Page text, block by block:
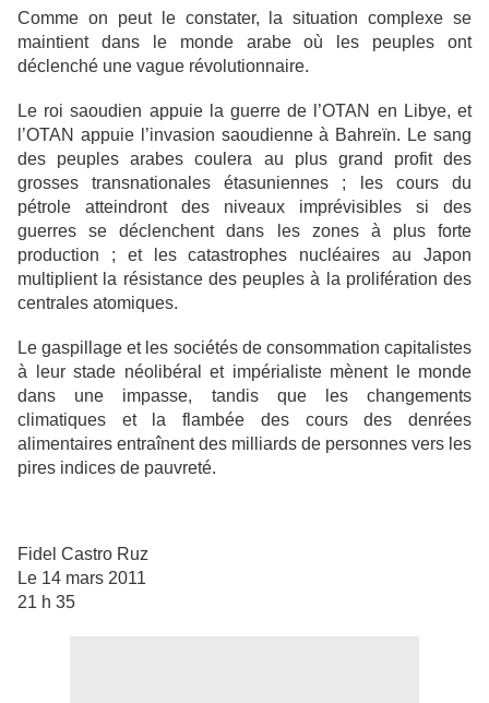
Comme on peut le constater, la situation complexe se
maintient dans le monde arabe où les peuples ont
déclenché une vague révolutionnaire.
Le roi saoudien appuie la guerre de l’OTAN en Libye, et
l’OTAN appuie l’invasion saoudienne à Bahreïn. Le sang
des peuples arabes coulera au plus grand profit des
grosses transnationales étasuniennes ; les cours du
pétrole atteindront des niveaux imprévisibles si des
guerres se déclenchent dans les zones à plus forte
production ; et les catastrophes nucléaires au Japon
multiplient la résistance des peuples à la prolifération des
centrales atomiques.
Le gaspillage et les sociétés de consommation capitalistes
à leur stade néolibéral et impérialiste mènent le monde
dans une impasse, tandis que les changements
climatiques et la flambée des cours des denrées
alimentaires entraînent des milliards de personnes vers les
pires indices de pauvreté.
Fidel Castro Ruz
Le 14 mars 2011
21 h 35